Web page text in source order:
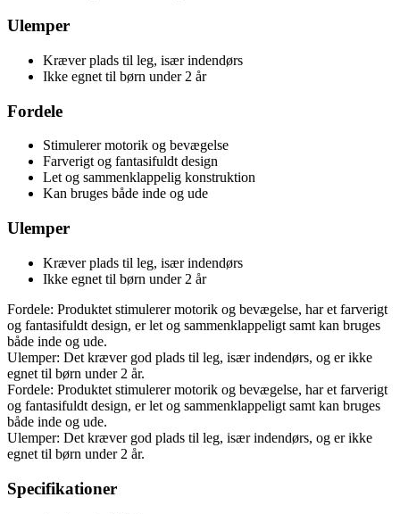
Ulemper
Kræver plads til leg, især indendørs
Ikke egnet til børn under 2 år
Fordele
Stimulerer motorik og bevægelse
Farverigt og fantasifuldt design
Let og sammenklappelig konstruktion
Kan bruges både inde og ude
Ulemper
Kræver plads til leg, især indendørs
Ikke egnet til børn under 2 år
Fordele: Produktet stimulerer motorik og bevægelse, har et farverigt
og fantasifuldt design, er let og sammenklappeligt samt kan bruges
både inde og ude.
Ulemper: Det kræver god plads til leg, især indendørs, og er ikke
egnet til børn under 2 år.
Fordele: Produktet stimulerer motorik og bevægelse, har et farverigt
og fantasifuldt design, er let og sammenklappeligt samt kan bruges
både inde og ude.
Ulemper: Det kræver god plads til leg, især indendørs, og er ikke
egnet til børn under 2 år.
Specifikationer